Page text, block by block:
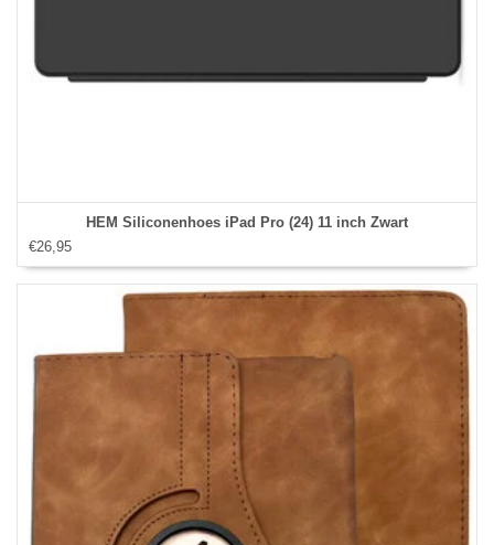
HEM Siliconenhoes iPad Pro (24) 11 inch Zwart
€26,95